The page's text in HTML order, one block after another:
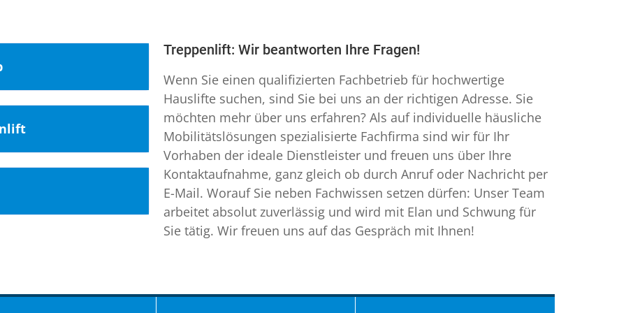
Neckar,
In Summe leben
Experte für
,Hublift
Treppenlift: Wir beantworten Ihre Fragen!
Wenn Sie einen qualifizierten Fachbetrieb für hochwertige
Hauslifte suchen, sind Sie bei uns an der richtigen Adresse. Sie
möchten mehr über uns erfahren? Als auf individuelle häusliche
Mobilitätslösungen spezialisierte Fachfirma sind wir für Ihr
Vorhaben der ideale Dienstleister und freuen uns über Ihre
Kontaktaufnahme, ganz gleich ob durch Anruf oder Nachricht per
E-Mail. Worauf Sie neben Fachwissen setzen dürfen: Unser Team
arbeitet absolut zuverlässig und wird mit Elan und Schwung für
Sie tätig. Wir freuen uns auf das Gespräch mit Ihnen!